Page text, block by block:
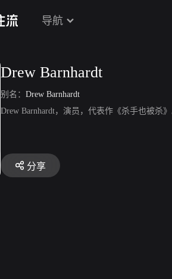
导航
Drew Barnhardt
别名： Drew Barnhardt
Drew Barnhardt，演员，代表作《杀手也被杀
分享